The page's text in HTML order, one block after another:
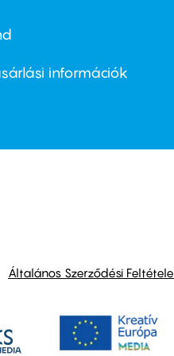
információk
Általános Szerződési